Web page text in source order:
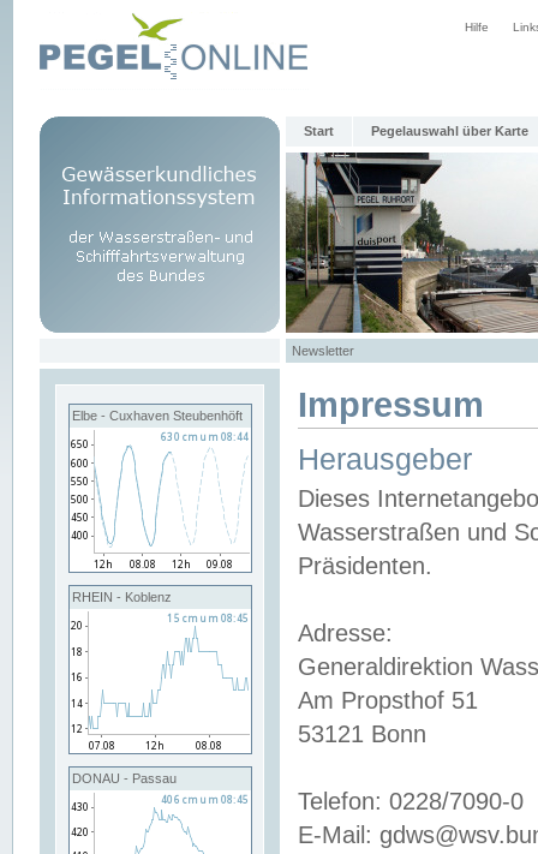
Hilfe
Start Pegelauswahl über Karte
Newsletter
Elbe - Cuxhaven Steubenhöft
RHEIN - Koblenz
DONAU - Passau
Impressum
Herausgeber
Dieses
Wasserstraßen und
Präsidenten.
Adresse:
Generaldirektion
Am Propsthof 51
53121 Bonn
Telefon: 0228/7090-0
E-Mail: